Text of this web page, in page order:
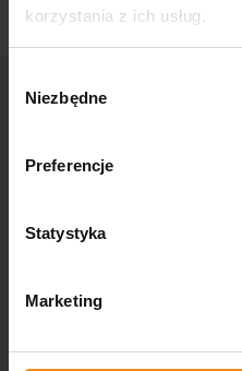
korzystania z ich usług.
zgody
Niezbędne
Preferencje
Statystyka
Marketing
zautomatyzowana,
szytych na miarę lub masz